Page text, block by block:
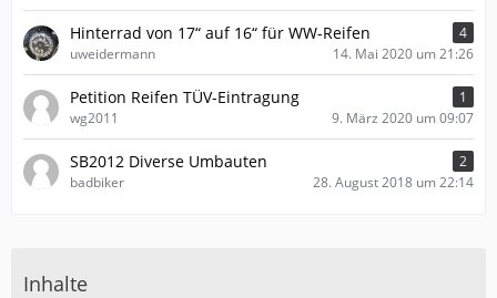
Hinterrad von 17“ auf 16“ für WW-Reifen
4
uweidermann
14. Mai 2020 um 21:26
Petition Reifen TÜV-Eintragung
1
wg2011
9. März 2020 um 09:07
SB2012 Diverse Umbauten
2
badbiker
28. August 2018 um 22:14
Inhalte